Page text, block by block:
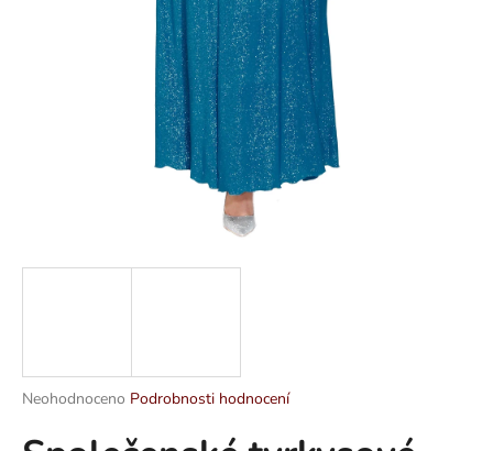
Průměrné
produktu
Neohodnoceno Podrobnosti hodnocení
o
p